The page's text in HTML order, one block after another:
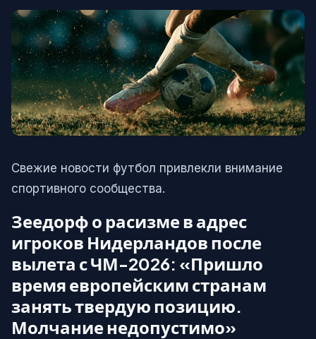
Свежие новости футбол привлекли внимание
спортивного сообщества.
Зеедорф о расизме в адрес
игроков Нидерландов после
вылета с ЧМ-2026: «Пришло
время европейским странам
занять твердую позицию.
Молчание недопустимо»